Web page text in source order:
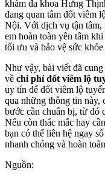
khám đa khoa Hưng
đang quan tâm đốt viêm
Nội. Với dịch vụ tận tâm,
em hoàn toàn yên tâm
tối ưu và bảo vệ sức khỏe
Như vậy, bài viết đã
về chi phí đốt viêm lộ
uy tín để đốt viêm lộ
qua những thông tin này,
bước cần chuẩn bị, từ đó
Nếu còn thắc mắc hay
bạn có thể liên hệ ngay
nhanh chóng và hoàn
Nguồn: